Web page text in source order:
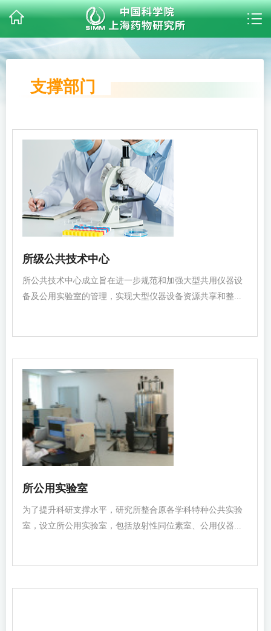
支撑部门
所级公共技术中心
所公共技术中心成立旨在进一步规范和加强大型共用仪器设
备及公用实验室的管理，实现大型仪器设备资源共享和整...
所公用实验室
为了提升科研支撑水平，研究所整合原各学科特种公共实验
室，设立所公用实验室，包括放射性同位素室、公用仪器...